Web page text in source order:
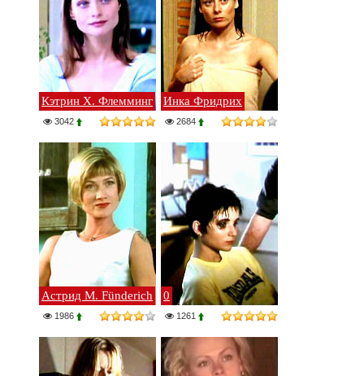
Кэтрин Х. Флемминг
3042
Инка Фридрих
2684
Астрид М. Fünderich
1986
0
1261